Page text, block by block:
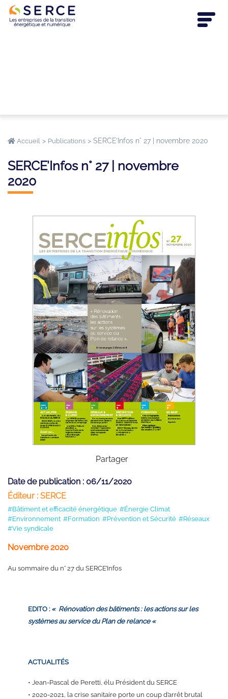
Accueil > Publications > SERCE’Infos n° 27 | novembre 2020
SERCE’Infos n° 27 | novembre
2020
Partager
Date de publication : 06/11/2020
Éditeur : SERCE
#Bâtiment et efficacité énergétique #Énergie Climat
#Environnement #Formation #Prévention et Sécurité #Réseaux
#Vie syndicale
Novembre 2020
Au sommaire du n° 27 du SERCE’Infos
EDITO :« Rénovationdes bâtiments :les actionssur les
systèmesau service duPlan de relance «
ACTUALITÉS
• Jean-Pascal de Peretti, élu Président du SERCE
• 2020-2021, la crisesanitaire porte un coup d’arrêt brutal